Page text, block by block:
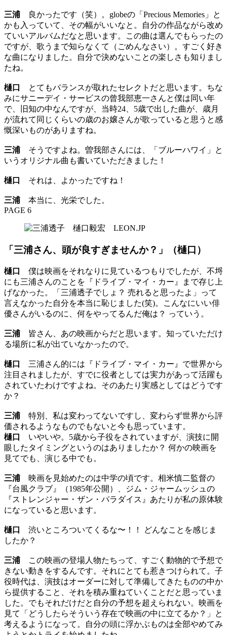
三浦 良かったです（笑）。globeの「Precious Memories」と
かも入っていて、その幅がいいなと。自分の作品ながら改め
ていいアルバムだなと思います。この曲は選んでもらったの
ですが、歌うまで知らなくて（ごめんなさい）。すごく好き
な曲になりました。自分で決めないことの楽しさも知りまし
たね。
樋口
とてもバランスが取れたセレクトだと思います。ちな
みにサニーデイ・サービスの曾我部恵一さんと僕は同い年
で、旧知の中なんですが、当時24、5歳で出した曲が、歳月
が流れて同じくらいの歳のお嬢さんが歌っていると思うと感
慨深いものがありますね。
三浦 そうですよね。曽我部さんには、「ブルーハワイ」と
いうオリジナル曲も書いていただきました！
樋口 それは、よかったですね！
三浦 本当に、光栄でした。
PAGE 6
「三浦さん、頭が良すぎませんか？」（樋口）
樋口
僕は映画をそれなりに見ているつもりでしたが、不埒
にも三浦さんのことを『ドライブ・マイ・カー』まで存じ上
げなかった。「三浦透子でしょ？ 売れると思ったよ」って
言えなかった自分を本当に恥じました(笑)。こんなにいい俳
優さんがいるのに、何をやってるんだ俺は？ っていう。
三浦 皆さん、あの映画からだと思います。知っていただけ
る場所に私が出ていなかったので。
樋口
三浦さん的には『ドライブ・マイ・カー』で世界から
注目されましたが、すでに役者としては実力があって活躍も
されていたわけですよね。そのあたり実感としてはどうです
か？
三浦 特別、私は変わってないですし、変わらず世界から評
価されるようなものでもないと今も思っています。
樋口
いやいや。5歳から子役をされていますが、演技に開
眼したタイミングというのはありましたか？ 何かの映画を
見てでも、演じる中でも。
三浦 映画を見始めたのは中学の頃です。相米慎二監督の
『台風クラブ』（1985年公開）、ジム・ジャームッシュの
『ストレンジャー・ザン・パラダイス』あたりが私の原体験
になっていると思います。
樋口
渋いところついてくるな〜！！ どんなことを感じま
したか？
三浦 この映画の登場人物たちって、すごく動物的で予想で
きない動きをするんです。それにとても惹きつけられて。子
役時代は、演技はオーダーに対して準備してきたものの中か
ら提供すること、それを積み重ねていくことだと思っていま
した。でもそれだけだと自分の予想を超えられない。映画を
見て「どうしたらそういう存在で映画の中に立てるか？」と
考えるようになって。自分の頭に浮かぶものは全部やめてみ